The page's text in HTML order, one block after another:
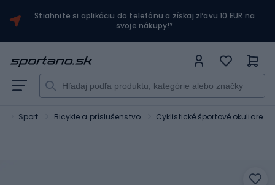
Stiahnite si aplikáciu do telefónu a získaj zľavu 10 EUR na
svoje nákupy!*
Sport Bicykle a príslušenstvo Cyklistické športové okuliare